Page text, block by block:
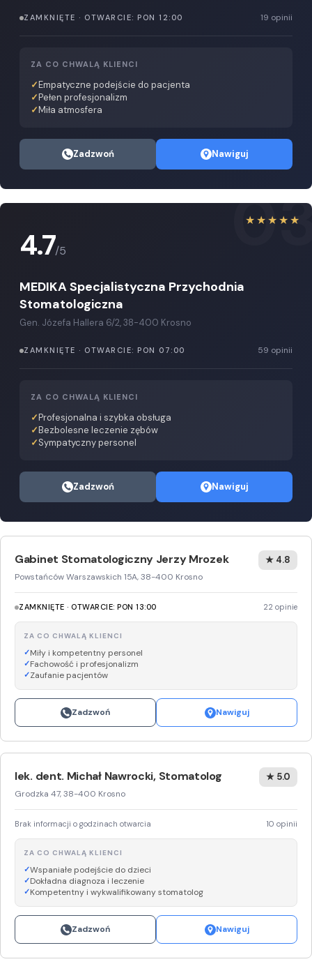
ZAMKNIĘTE · OTWARCIE: PON 12:00 19 opinii
ZA CO CHWALĄ KLIENCI
Empatyczne podejście do pacjenta
Pełen profesjonalizm
Miła atmosfera
Zadzwoń Nawiguj
★★★★★
4.7/5
MEDIKA Specjalistyczna Przychodnia
Stomatologiczna
Gen. Józefa Hallera 6/2, 38-400 Krosno
ZAMKNIĘTE · OTWARCIE: PON 07:00 59 opinii
ZA CO CHWALĄ KLIENCI
Profesjonalna i szybka obsługa
Bezbolesne leczenie zębów
Sympatyczny personel
Zadzwoń Nawiguj
Gabinet Stomatologiczny Jerzy Mrozek
Powstańców Warszawskich 15A, 38-400 Krosno
★ 4.8
ZAMKNIĘTE · OTWARCIE: PON 13:00 22 opinie
ZA CO CHWALĄ KLIENCI
Miły i kompetentny personel
Fachowość i profesjonalizm
Zaufanie pacjentów
Zadzwoń Nawiguj
lek. dent. Michał Nawrocki, Stomatolog
Grodzka 47, 38-400 Krosno
★ 5.0
Brak informacji o godzinach otwarcia 10 opinii
ZA CO CHWALĄ KLIENCI
Wspaniałe podejście do dzieci
Dokładna diagnoza i leczenie
Kompetentny i wykwalifikowany stomatolog
Zadzwoń Nawiguj